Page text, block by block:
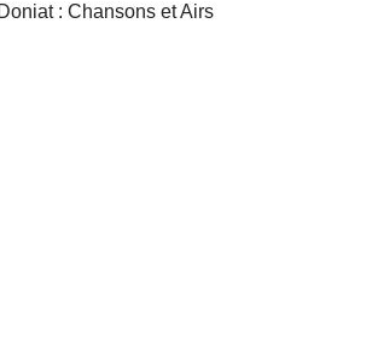
: Chansons et Airs